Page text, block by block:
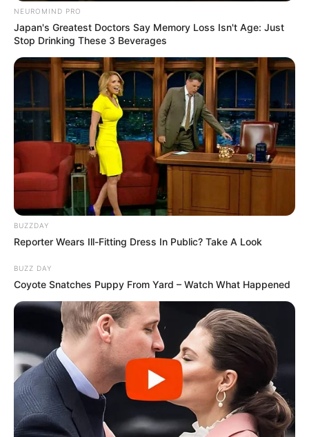
Hotels in Lohr am Main (Spessart)
Urlaubsregionen, die zum Teil in Bayern liegen
bzw. an Bayern angrenzen:
Odenwald
Romantische Kleinstädte, verträumte Täler
und die bemerkenswerten
Flussdurchbrüche von Neckar und Main
sind die wesentlichen Kennzeichen der beschaulichen, in
Hessen,Baden-Württemberg undBayernliegenden
Oberschwaben
In der im Südosten von Baden-
Württemberg und im Südwesten von
Bayern liegende Region gibt es viele
Ausflugsziele, Sehenswürdigkeiten und
Freizeitattraktionen, zu denen auch die zum Bodensee
führende Oberschwäbische Barockstraße, die
Mühlenstraße Oberschwaben und ein Teilstück der
NEUROMIND PRO
Japan's Greatest Doctors Say Memory Loss Isn't Age: Just
Stop Drinking These 3 Beverages
BUZZDAY
Reporter Wears Ill-Fitting Dress In Public? Take A Look
BUZZ DAY
Coyote Snatches Puppy From Yard – Watch What Happened